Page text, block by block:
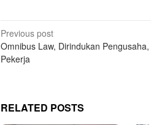
Post
navigation
Previous post
Omnibus Law, Dirindukan
Pekerja
RELATED POSTS